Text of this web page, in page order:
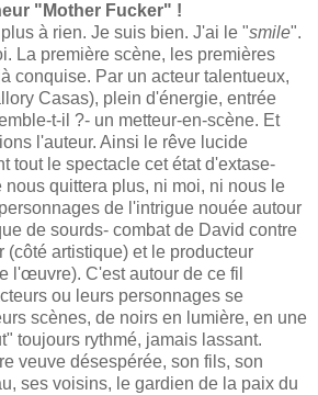
"Mother Fucker" !
à rien. Je suis bien. J'ai le "smile".
La première scène, les premières
conquise. Par un acteur talentueux,
Casas), plein d'énergie, entrée
t-il ?- un metteur-en-scène. Et
l'auteur. Ainsi le rêve lucide
tout le spectacle cet état d'extase-
quittera plus, ni moi, ni nous le
de l'intrigue nouée autour
de sourds- combat de David contre
(côté artistique) et le producteur
l'œuvre). C'est autour de ce fil
ou leurs personnages se
scènes, de noirs en lumière, en une
toujours rythmé, jamais lassant.
veuve désespérée, son fils, son
ses voisins, le gardien de la paix du